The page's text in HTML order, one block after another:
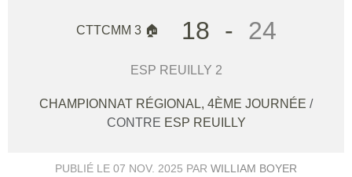
CTTCMM 3 🏠 18 - 24
ESP REUILLY 2
CHAMPIONNAT RÉGIONAL, 4ÈME JOURNÉE /
CONTRE ESP REUILLY
PUBLIÉ LE 07 NOV. 2025 PAR WILLIAM BOYER